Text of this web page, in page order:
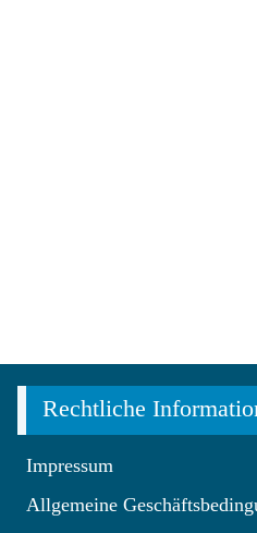
Rechtliche
Impressum
Allgemeine